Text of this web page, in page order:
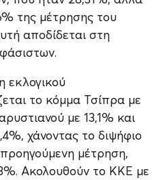
της μέτρησης του
αποδίδεται στη
εκλογικού
το κόμμα Τσίπρα με
με 13,1% και
χάνοντας το διψήφιο
μέτρηση,
Ακολουθούν το ΚΚΕ με